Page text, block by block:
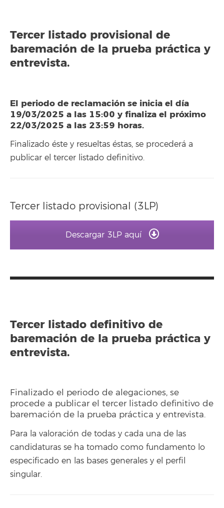
Tercer listado provisional de
baremación de la prueba práctica y
entrevista.
El periodo de reclamación se inicia el día
19/03/2025 a las 15:00 y finaliza el próximo
22/03/2025 a las 23:59 horas.
Finalizado éste y resueltas éstas, se procederá a
publicar el tercer listado definitivo.
Tercer listado provisional (3LP)
Descargar 3LP aquí
Tercer listado definitivo de
baremación de la prueba práctica y
entrevista.
Finalizado el periodo de alegaciones, se
procede a publicar el tercer listado definitivo de
baremación de la prueba práctica y entrevista.
Para la valoración de todas y cada una de las
candidaturas se ha tomado como fundamento lo
especificado en las bases generales y el perfil
singular.